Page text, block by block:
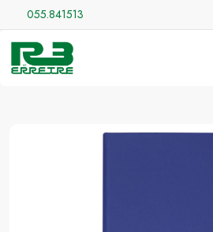
055.841513